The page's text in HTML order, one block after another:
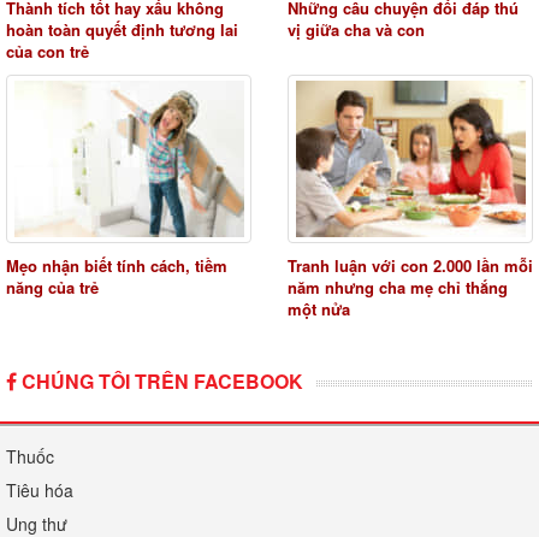
Thành tích tốt hay xấu không
hoàn toàn quyết định tương lai
của con trẻ
Những câu chuyện đối đáp thú
vị giữa cha và con
Mẹo nhận biết tính cách, tiềm
năng của trẻ
Tranh luận với con 2.000 lần mỗi
năm nhưng cha mẹ chỉ thắng
một nửa
CHÚNG TÔI TRÊN FACEBOOK
Thuốc
Tiêu hóa
Ung thư